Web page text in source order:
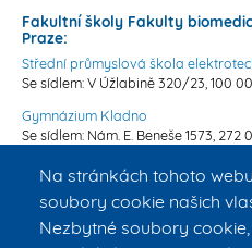
Na stránkách tohoto
soubory cookie našich
Nezbytné soubory
Fakultní školy Fakulty
Praze:
Střední průmyslová škola
Se sídlem: V Úžlabině 320/23, 100
Gymnázium Kladno
Se sídlem: Nám. E. Beneše 1573, 272
Gymnázium Roudnice nad Labem
Se sídlem: Havlíčkova 175, 413 11
Gymnázium Postupická
Se sídlem: Postupická 3150, 141 00